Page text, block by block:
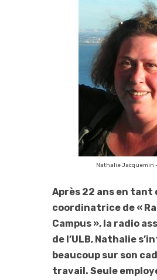
Nathalie Jacquemin
Après 22 ans en tant
coordinatrice de «
Campus », la radio
de l’ULB, Nathalie
beaucoup sur son
travail. Seule